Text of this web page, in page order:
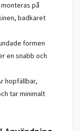
på
badkaret
formen
en snabb och
hopfällbar,
tar minimalt